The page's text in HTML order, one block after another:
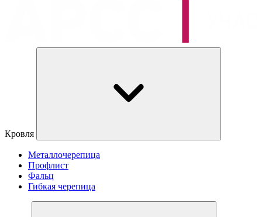
Кровля
Металлочерепица
Профлист
Фальц
Гибкая черепица